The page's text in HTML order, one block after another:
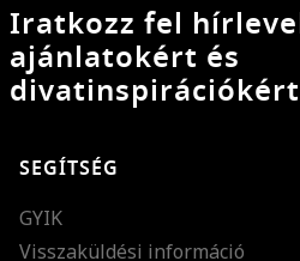
Iratkozz fel
ajánlatokért és
SEGÍTSÉG
GYIK
Visszaküldési információ